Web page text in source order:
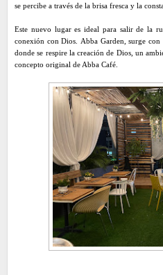
se percibe a través de la brisa fresca y la
Este nuevo lugar es ideal para salir de la
conexión con Dios. Abba Garden, surge
donde se respire la creación de Dios, un
concepto original de Abba Café.